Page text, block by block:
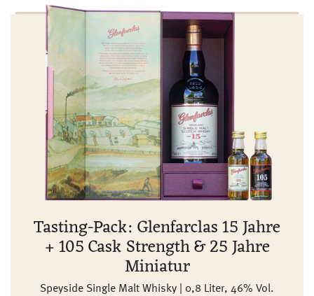
Tasting-Pack: Glenfarclas 15 Jahre
+ 105 Cask Strength & 25 Jahre
Miniatur
Speyside Single Malt Whisky | 0,8 Liter, 46% Vol.